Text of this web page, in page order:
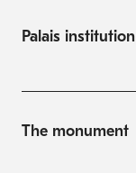
Palais institution
The monument